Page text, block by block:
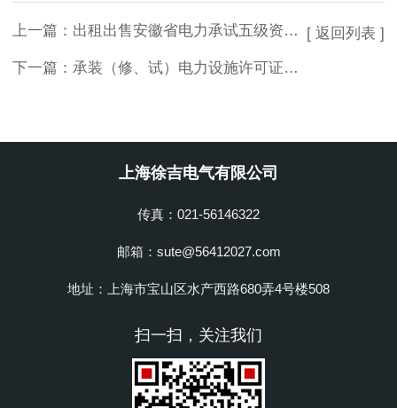
上一篇： 出租出售安徽省电力承试五级资质所需设备
下一篇： 承装（修、试）电力设施许可证管理办法附则
[ 返回列表 ]
上海徐吉电气有限公司
传真：021-56146322
邮箱：sute@56412027.com
地址：上海市宝山区水产西路680弄4号楼508
扫一扫，关注我们